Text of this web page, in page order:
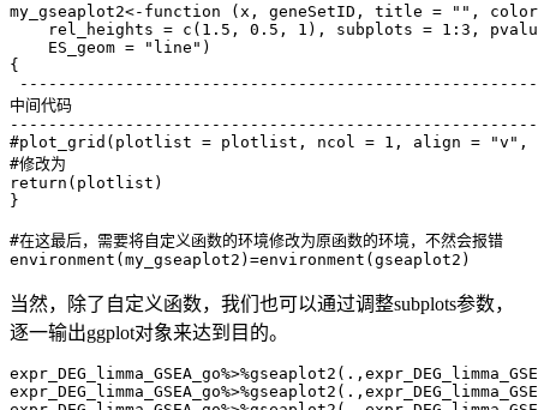
my_gseaplot2<-function (x, geneSetID, title = "",
rel_heights = c(1.5, 0.5, 1), subplots = 1:3,
    ES_geom = "line")
{
中间代码
#plot_grid(plotlist = plotlist, ncol = 1, align = "v",
#修改为
return(plotlist)
}
#在这最后，需要将自定义函数的环境修改为原函数的环境，不然会报错
当然，除了自定义函数，我们也可以通过调整subplots参数，
逐一输出ggplot对象来达到目的。